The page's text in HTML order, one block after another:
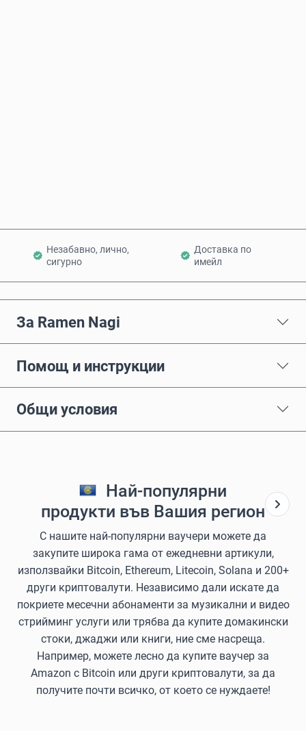
Незабавно, лично,
сигурно
Доставка по
имейл
За Ramen Nagi
Помощ и инструкции
Общи условия
Най-популярни
продукти във Вашия регион
С нашите най-популярни ваучери можете да
закупите широка гама от ежедневни артикули,
използвайки Bitcoin, Ethereum, Litecoin, Solana и 200+
други криптовалути. Независимо дали искате да
покриете месечни абонаменти за музикални и видео
стрийминг услуги или трябва да купите домакински
стоки, джаджи или книги, ние сме насреща.
Например, можете лесно да купите ваучер за
Amazon с Bitcoin или други криптовалути, за да
получите почти всичко, от което се нуждаете!